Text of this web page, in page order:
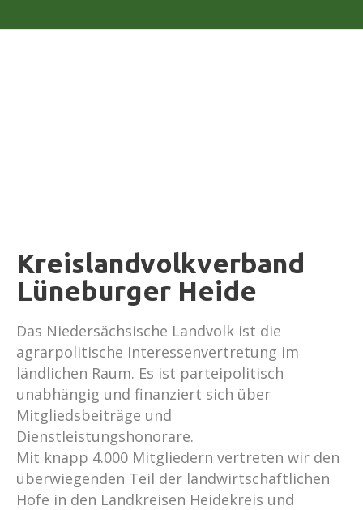
Kreislandvolkverband
Lüneburger Heide
Das Niedersächsische Landvolk ist die
agrarpolitische Interessenvertretung im
ländlichen Raum. Es ist parteipolitisch
unabhängig und finanziert sich über
Mitgliedsbeiträge und
Dienstleistungshonorare.
Mit knapp 4.000 Mitgliedern vertreten wir den
überwiegenden Teil der landwirtschaftlichen
Höfe in den Landkreisen Heidekreis und